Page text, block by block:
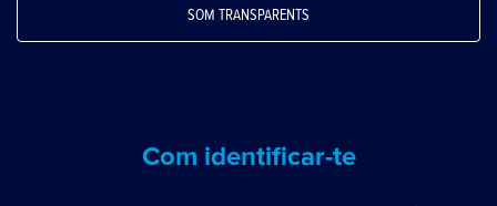
SOM TRANSPARENTS
Com identificar-te